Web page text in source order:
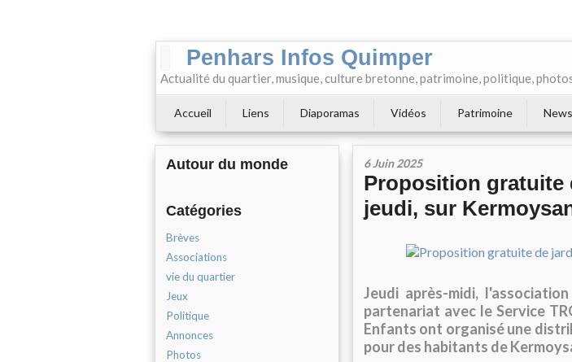
Penhars Infos Quimper
Actualité du quartier, musique, culture bretonne, patrimoine, politique,
Accueil Liens Diaporamas Vidéos Patrimoine
Autour du monde
Catégories
Brèves
Associations
vie du quartier
Jeux
Politique
Annonces
Photos
6 Juin 2025
Proposition gratuite
jeudi, sur
Jeudi après-midi,
partenariat avec le Service
Enfants ont organisé une
pour des habitants de